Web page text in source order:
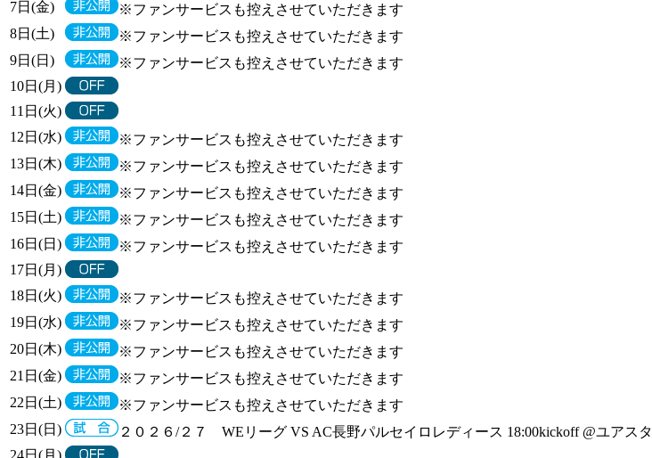
7日(金)
※ファンサービスも控えさせていただきます
8日(土)
※ファンサービスも控えさせていただきます
9日(日)
※ファンサービスも控えさせていただきます
10日(月)
11日(火)
12日(水)
※ファンサービスも控えさせていただきます
13日(木)
※ファンサービスも控えさせていただきます
14日(金)
※ファンサービスも控えさせていただきます
15日(土)
※ファンサービスも控えさせていただきます
16日(日)
※ファンサービスも控えさせていただきます
17日(月)
18日(火)
※ファンサービスも控えさせていただきます
19日(水)
※ファンサービスも控えさせていただきます
20日(木)
※ファンサービスも控えさせていただきます
21日(金)
※ファンサービスも控えさせていただきます
22日(土)
※ファンサービスも控えさせていただきます
23日(日)
２０２６/２７ WEリーグ VS AC長野パルセイロレディース 18:00kickoff @ユアスタ
24日(月)